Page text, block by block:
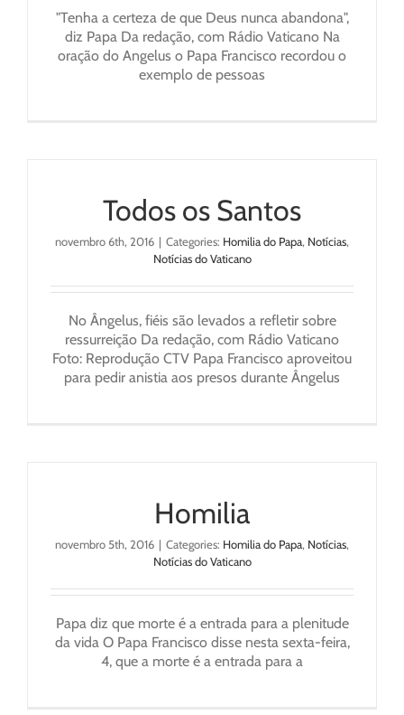
"Tenha a certeza de que Deus nunca abandona",
diz Papa Da redação, com Rádio Vaticano Na
oração do Angelus o Papa Francisco recordou o
exemplo de pessoas
Todos os Santos
novembro 6th, 2016 | Categories: Homilia do Papa, Notícias,
Notícias do Vaticano
No Ângelus, fiéis são levados a refletir sobre
ressurreição Da redação, com Rádio Vaticano
Foto: Reprodução CTV Papa Francisco aproveitou
para pedir anistia aos presos durante Ângelus
Homilia
novembro 5th, 2016 | Categories: Homilia do Papa, Notícias,
Notícias do Vaticano
Papa diz que morte é a entrada para a plenitude
da vida O Papa Francisco disse nesta sexta-feira,
4, que a morte é a entrada para a